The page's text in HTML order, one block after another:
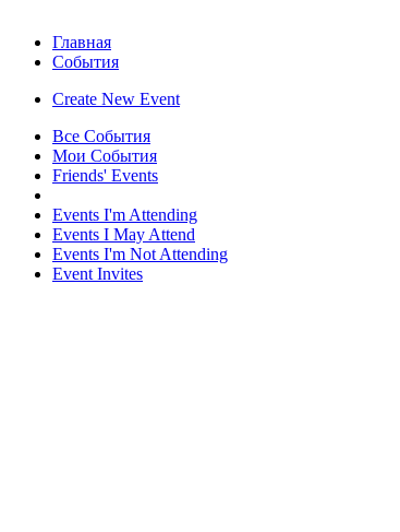
Главная
События
Create New Event
Все События
Мои События
Friends' Events
Events I'm Attending
Events I May Attend
Events I'm Not Attending
Event Invites